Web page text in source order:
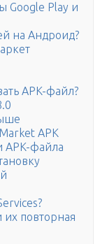
Google Play и
на Андроид?
APK-файл?
APK
APK-файла
их повторная